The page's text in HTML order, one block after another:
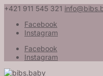
+421 911 545 321
Facebook
Instagram
Facebook
Instagram